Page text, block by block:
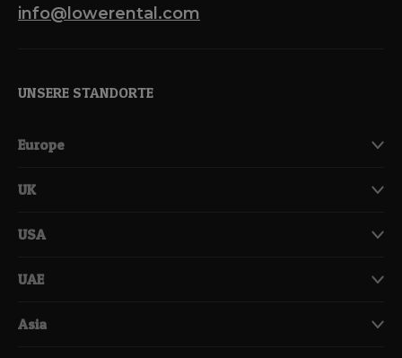
info@lowerental.com
UNSERE STANDORTE
Europe
UK
USA
UAE
Asia